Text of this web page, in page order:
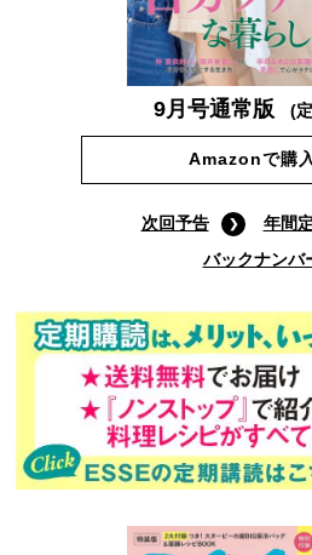
9月号通常版 (
Amazonで購
次回予告
年間
バックナンバ